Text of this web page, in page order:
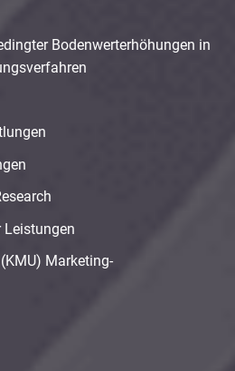
Bodenwerterhöhungen in
Marketing-